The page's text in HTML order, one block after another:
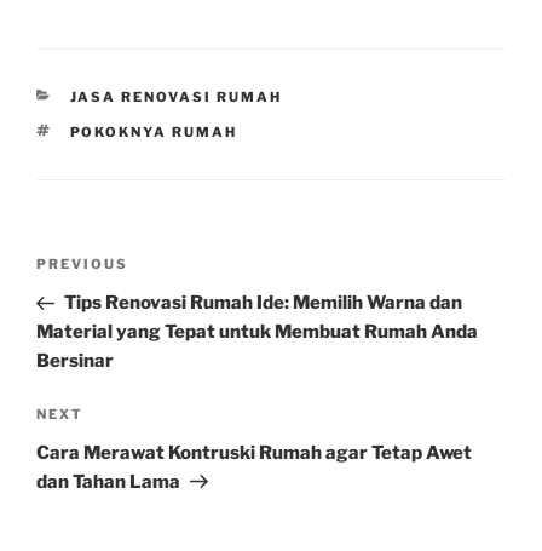
CATEGORIES
JASA RENOVASI RUMAH
TAGS
POKOKNYA RUMAH
Previous
Post
PREVIOUS
Tips Renovasi Rumah Ide: Memilih Warna dan
Material yang Tepat untuk Membuat Rumah Anda
Bersinar
Next
Post
NEXT
Cara Merawat Kontruski Rumah agar Tetap Awet
dan Tahan Lama